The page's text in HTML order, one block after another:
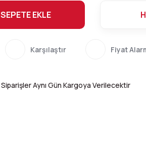
SEPETE EKLE
Karşılaştır Fiyat
Aynı Gün Kargoya Verilecektir